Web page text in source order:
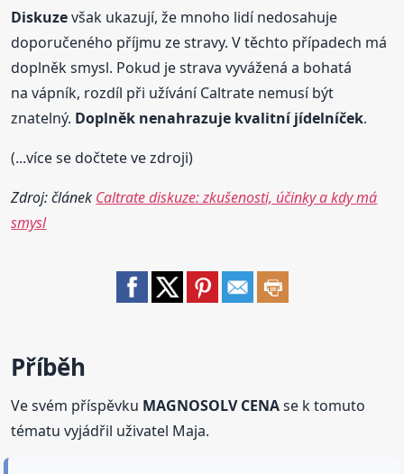
Diskuzevšak ukazují, že mnoho lidí nedosahuje
doporučeného příjmu ze stravy. V těchto případech má
doplněk smysl. Pokud je strava vyvážená a bohatá
na vápník, rozdíl při užívání Caltrate nemusí být
znatelný. Doplněk nenahrazuje kvalitní jídelníček.
(...více se dočtete ve zdroji)
Zdroj: článek Caltrate diskuze: zkušenosti, účinky a kdy má
smysl
Příběh
Ve svém příspěvku MAGNOSOLV CENAse k tomuto
tématu vyjádřil uživatel Maja.